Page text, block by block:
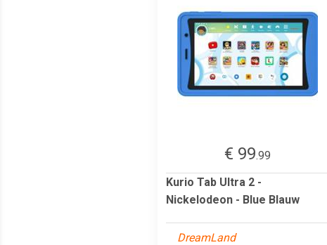
€ 99.99
Kurio Tab Ultra 2 -
Nickelodeon - Blue Blauw
DreamLand